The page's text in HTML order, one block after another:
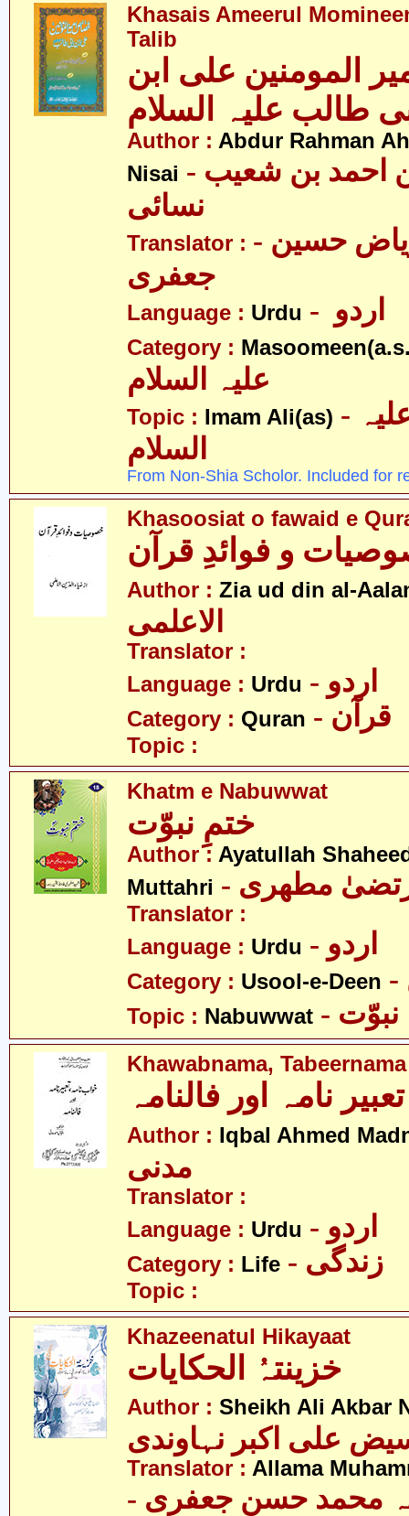
Khasais Ameerul
Talib
المومنین علی ابن
Author : Abdur Rahman
Nisai - عبدالرّحمٰن احمد بن شعیب
نسائی
Translator : - علامہ ریاض حسین
جعفری
Language : Urdu
Category :
Topic : Imam Ali(as) - امام علی علیہ
السلام
From Non-Shia Scholor. Included for
Khasoosiat o fawaid e
و فوائدِ قرآن
Author : Zia ud din al-
الاعلمی
Translator :
Language : Urdu - اردو
Category : Quran - قرآن
Topic :
Khatm e Nabuwwat
ختمِ نبوّت
Author : Ayatullah
Muttahri
مطھری
Translator :
Language : Urdu - اردو
Category : Usool-e-Deen
Topic : Nabuwwat - نبوّت
Khawabnama,
نامہ اور فالنامہ
Author : Iqbal Ahmed
مدنی
Translator :
Language : Urdu - اردو
Category : Life - زندگی
Topic :
Khazeenatul Hikayaat
خزینتہُ الحکایات
Author : Sheikh Ali Akbar
علی اکبر نہاوندی
Translator : Allama
محمد حسن جعفری